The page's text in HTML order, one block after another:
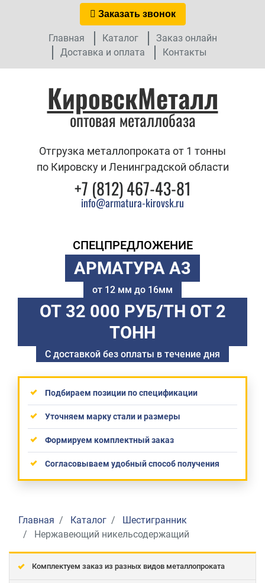
Заказать звонок
Главная Каталог
Заказ онлайн
Доставка и оплата
Контакты
КировскМеталл
оптовая металлобаза
Отгрузка металлопроката от 1 тонны
по Кировску и Ленинградской области
+7 (812) 467-43-81
info@armatura-kirovsk.ru
СПЕЦПРЕДЛОЖЕНИЕ
АРМАТУРА А3
от 12 мм до 16мм
ОТ 32 000 РУБ/ТН ОТ 2
ТОНН
С доставкой без оплаты в течение дня
Подбираем позиции по спецификации
Уточняем марку стали и размеры
Формируем комплектный заказ
Согласовываем удобный способ получения
Главная Каталог
Шестигранник
Нержавеющий никельсодержащий
Комплектуем заказ из разных видов металлопроката